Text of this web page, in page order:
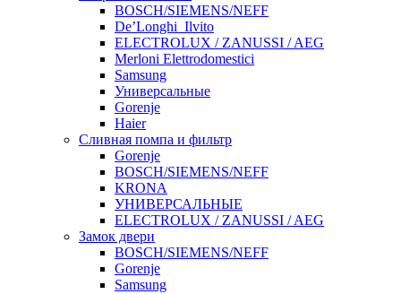
BOSCH/SIEMENS/NEFF
De’Longhi_Ilvito
ELECTROLUX / ZANUSSI / AEG
Merloni Elettrodomestici
Samsung
Универсальные
Gorenje
Haier
Сливная помпа и фильтр
Gorenje
BOSCH/SIEMENS/NEFF
KRONA
УНИВЕРСАЛЬНЫЕ
ELECTROLUX / ZANUSSI / AEG
Замок двери
BOSCH/SIEMENS/NEFF
Gorenje
Samsung